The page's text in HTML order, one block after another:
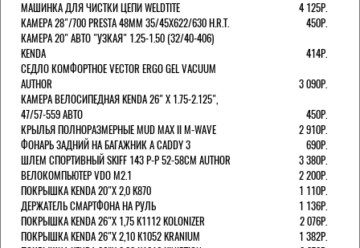
МАШИНКА ДЛЯ ЧИСТКИ ЦЕПИ WELDTITE
4 125Р.
КАМЕРА 28"/700 PRESTA 48ММ 35/45Х622/630 H.R.T.
450Р.
КАМЕРА 20" АВТО "УЗКАЯ" 1.25-1.50 (32/40-406)
KENDA
414Р.
СЕДЛО КОМФОРТНОЕ VECTOR ERGO GEL VACUUM
AUTHOR
3 090Р.
КАМЕРА ВЕЛОСИПЕДНАЯ KENDA 26" Х 1.75-2.125",
47/57-559 АВТО
450Р.
КРЫЛЬЯ ПОЛНОРАЗМЕРНЫЕ MUD MAX II M-WAVE
2 910Р.
ФОНАРЬ ЗАДНИЙ НА БАГАЖНИК A CADDY 3
690Р.
ШЛЕМ СПОРТИВНЫЙ SKIFF 143 Р-Р 52-58СМ AUTHOR
3 380Р.
ВЕЛОКОМПЬЮТЕР VDO M2.1
2 200Р.
ПОКРЫШКА KENDA 20"Х 2,0 K870
1 110Р.
ДЕРЖАТЕЛЬ СМАРТФОНА НА РУЛЬ
1 136Р.
ПОКРЫШКА KENDA 26"Х 1,75 K1112 KOLONIZER
2 076Р.
ПОКРЫШКА KENDA 26"Х 2,10 K1052 KRANIUM
1 382Р.